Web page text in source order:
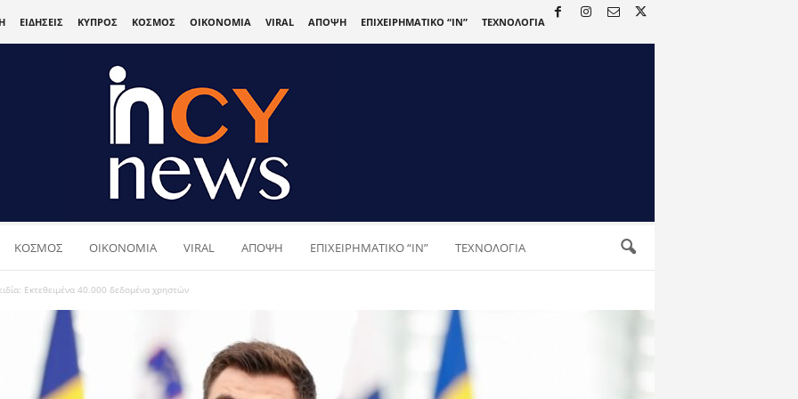
ΕΙΔΗΣΕΙΣ ΚΥΠΡΟΣ ΚΟΣΜΟΣ ΟΙΚΟΝΟΜΙΑ VIRAL ΑΠΟΨΗ ΕΠΙΧΕΙΡΗΜΑΤΙΚΟ “IN” ΤΕΧΝΟΛΟΓΙΑ
ΚΟΣΜΟΣ ΟΙΚΟΝΟΜΙΑ VIRAL ΑΠΟΨΗ ΕΠΙΧΕΙΡΗΜΑΤΙΚΟ “IN” ΤΕΧΝΟΛΟΓΙΑ
Εκτεθειμένα 40.000 δεδομένα χρηστών